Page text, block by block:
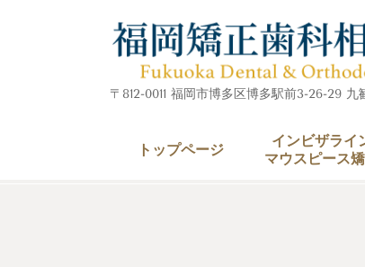
〒812-0011 福岡市博多区博多駅前3-26-29 九
トップページ
インビザライ
マウスピース